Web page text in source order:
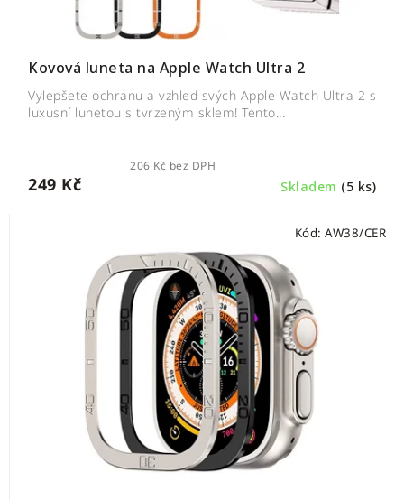
Kovová luneta na Apple Watch Ultra 2
Skladem (5 ks)
206 Kč bez DPH
249 Kč
Vylepšete ochranu a vzhled svých Apple Watch Ultra 2 s
luxusní lunetou s tvrzeným sklem! Tento...
Kód: AW38/CER